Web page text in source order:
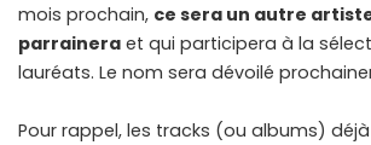
mois prochain, ce sera un autre
parrainera et qui participera à la
lauréats. Le nom sera dévoilé
Pour rappel, les tracks (ou albums)